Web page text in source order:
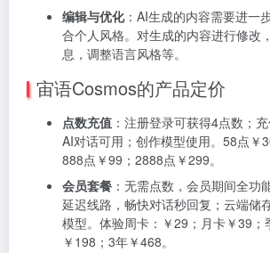
编辑与优化：AI生成的内容需要进一
合个人风格。对生成的内容进行修改
息，调整语言风格等。
宙语Cosmos的产品定价
点数充值 ：注册登录可获得4点数；
AI对话可用；创作模型使用。58点￥
888点￥99；2888点￥299。
会员套餐 ：无需点数，会员期间全功
延迟线路，畅快对话秒回复；云端储
模型。体验周卡：￥29；月卡￥39；
￥198；3年￥468。